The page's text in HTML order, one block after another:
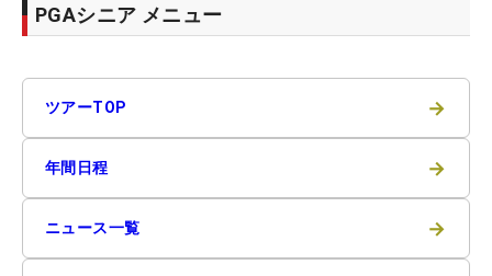
PGAシニア メニュー
ツアーTOP →
年間日程 →
ニュース一覧 →